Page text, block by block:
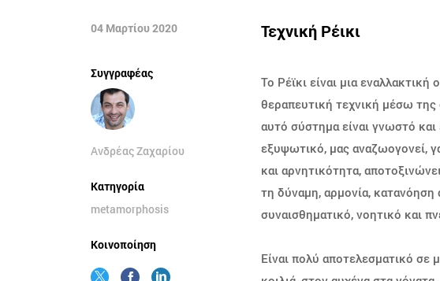
04 Μαρτίου 2020
Συγγραφέας
Ανδρέας Ζαχαρίου
Κατηγορία
metamorphosis
Κοινοποίηση
Τεχνική Ρέικι
Το Ρέϊκι είναι μια
θεραπευτική τεχνική μέσω της
αυτό σύστημα είναι γνωστό
εξυψωτικό, μας αναζωογονεί,
και αρνητικότητα,
τη δύναμη, αρμονία, κατανόηση
συναισθηματικό, νοητικό και
Είναι πολύ αποτελεσματικό σε